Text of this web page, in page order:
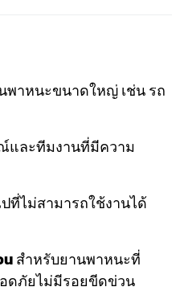
พาหนะขนาดใหญ่ เช่น รถ
และทีมงานที่มีความ
ที่ไม่สามารถใช้งานได้
นสำหรับยานพาหนะที่
ดภัยไม่มีรอยขีดข่วน